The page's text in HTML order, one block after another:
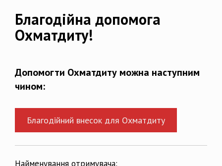
Благодійна допомога
Охматдиту!
Допомогти Охматдиту можна наступним
чином:
Благодійний внесок для Охматдиту
Найменування отримувача: